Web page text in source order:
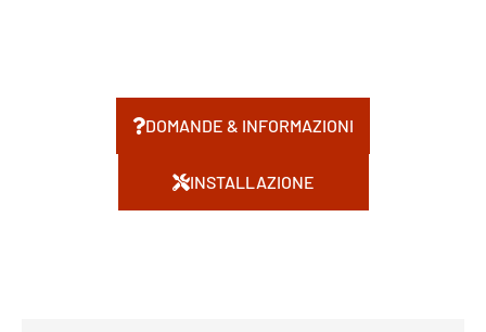
DOMANDE & INFORMAZIONI
INSTALLAZIONE